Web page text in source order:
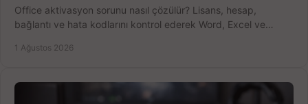
Office aktivasyon sorunu nasıl çözülür? Lisans, hesap,
bağlantı ve hata kodlarını kontrol ederek Word, Excel ve
1 Ağustos 2026